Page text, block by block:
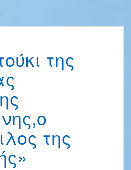
της
της